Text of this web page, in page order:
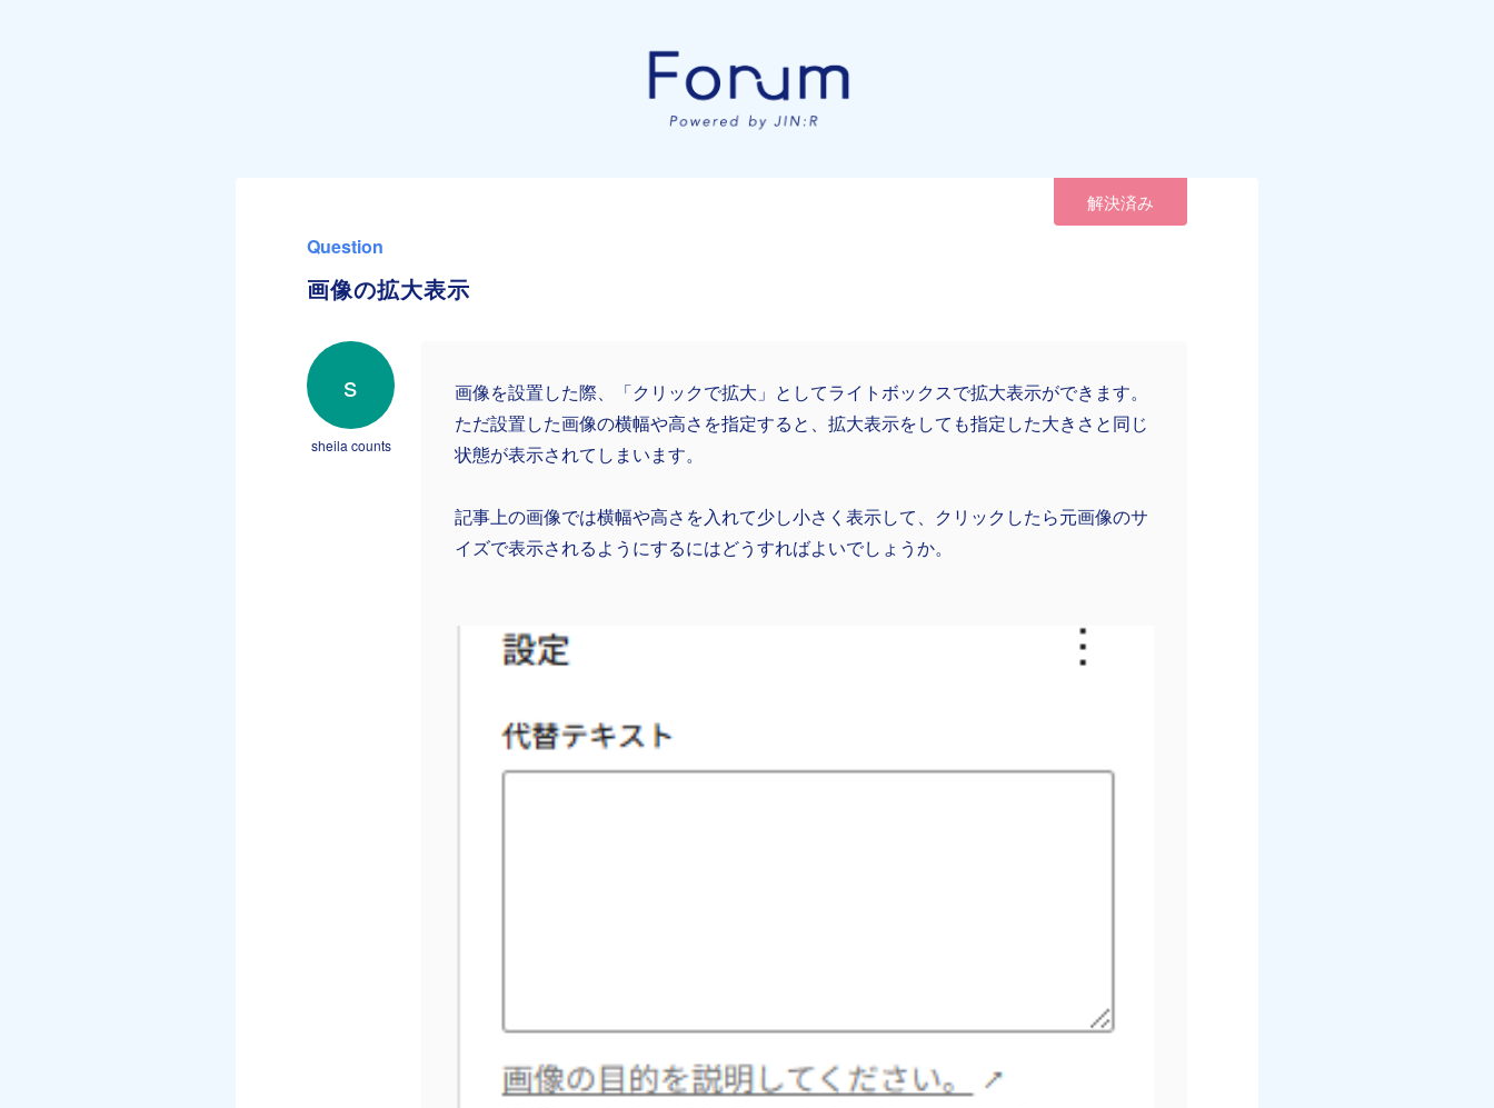
解決済み
Question
画像の拡大表示
s
sheila counts
画像を設置した際、「クリックで拡大」としてライトボックスで拡大表示ができます。
ただ設置した画像の横幅や高さを指定すると、拡大表示をしても指定した大きさと同じ
状態が表示されてしまいます。
記事上の画像では横幅や高さを入れて少し小さく表示して、クリックしたら元画像のサ
イズで表示されるようにするにはどうすればよいでしょうか。